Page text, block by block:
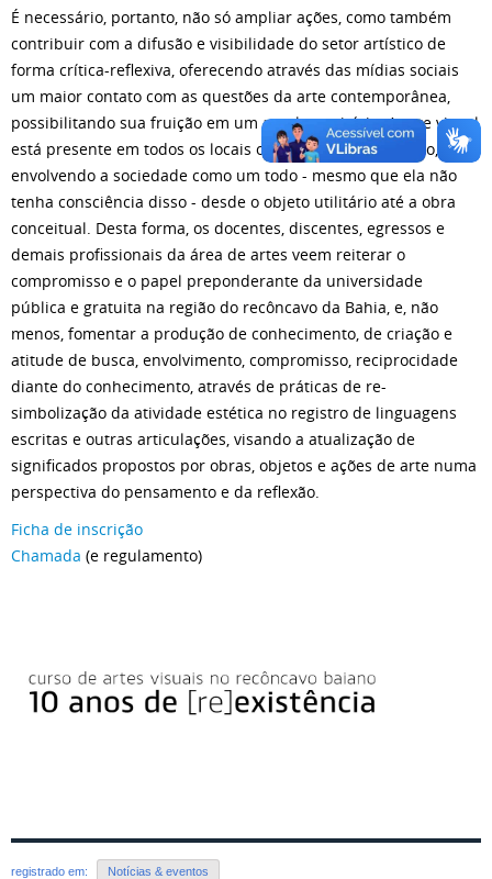
É necessário, portanto, não só ampliar ações, como também
contribuir com a difusão e visibilidade do setor artístico de
forma crítica-reflexiva, oferecendo através das mídias sociais
um maior contato com as questões da arte contemporânea,
possibilitando sua fruição em um amplo território. A arte visual
está presente em todos os locais onde está o ser humano,
envolvendo a sociedade como um todo - mesmo que ela não
tenha consciência disso - desde o objeto utilitário até a obra
conceitual. Desta forma, os docentes, discentes, egressos e
demais profissionais da área de artes veem reiterar o
compromisso e o papel preponderante da universidade
pública e gratuita na região do recôncavo da Bahia, e, não
menos, fomentar a produção de conhecimento, de criação e
atitude de busca, envolvimento, compromisso, reciprocidade
diante do conhecimento, através de práticas de re-
simbolização da atividade estética no registro de linguagens
escritas e outras articulações, visando a atualização de
significados propostos por obras, objetos e ações de arte numa
perspectiva do pensamento e da reflexão.
Ficha de inscrição
Chamada (e regulamento)
registrado em: Notícias & eventos